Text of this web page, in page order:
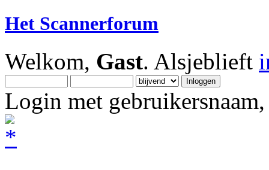
Het Scannerforum
Welkom, Gast. Alsjeblieft
Login met